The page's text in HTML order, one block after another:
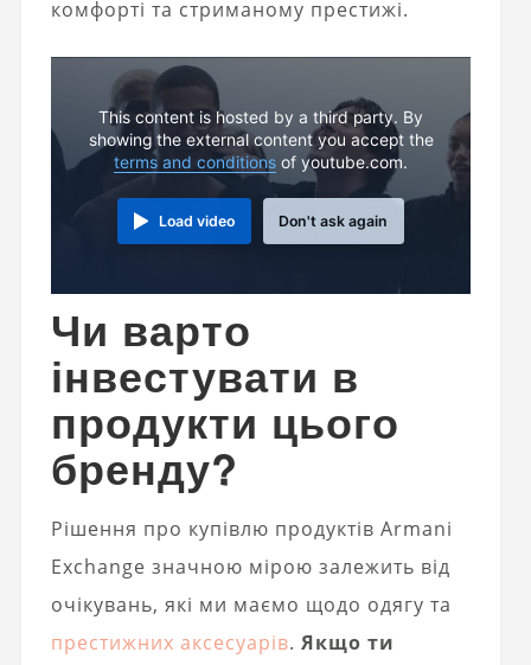
комфорті та стриманому престижі.
This content is hosted by a third party. By
showing the external content you accept the
terms and conditions of youtube.com.
Load video Don't ask again
Чи варто
інвестувати в
продукти цього
бренду?
Рішення про купівлю продуктів Armani
Exchange значною мірою залежить від
очікувань, які ми маємо щодо одягу та
престижних аксесуарів. Якщо ти